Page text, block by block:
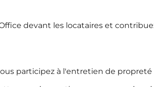
devant les locataires et
participez à l'entretien de